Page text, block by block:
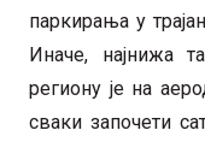
паркирања у
Иначе, најнижа
региону је на
сваки започети